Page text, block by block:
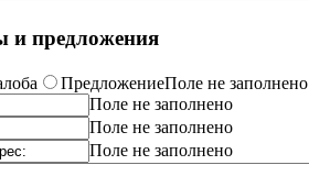
предложения
ПредложениеПоле не заполнено
Поле не заполнено
Поле не заполнено
Поле не заполнено